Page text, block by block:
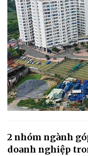
2 nhóm ngành
doanh nghiệp